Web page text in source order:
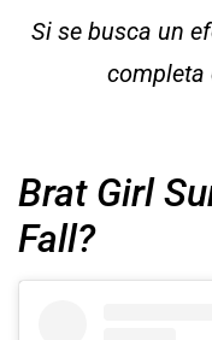
Si se busca un
completa
Brat Girl
Fall?